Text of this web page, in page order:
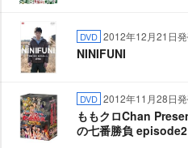
DVD 2012年12月21日
NINIFUNI
DVD 2012年11月28日
ももクロChan
の七番勝負 episode2